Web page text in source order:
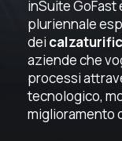
inSuite
pluriennale
dei
aziende che
processi
tecnologico,
miglioramento